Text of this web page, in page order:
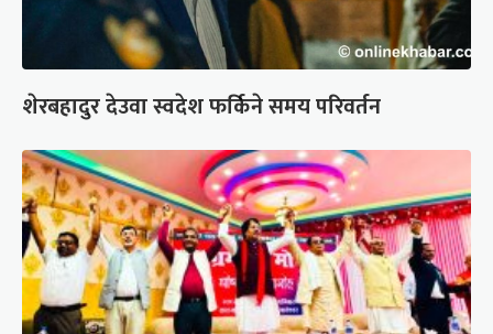
शेरबहादुर देउवा स्वदेश फर्किने समय परिवर्तन